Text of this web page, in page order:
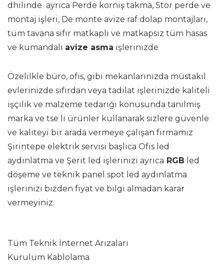
dhilinde ayrıca Perde korniş takma, Stor perde ve
montaj işleri, De monte avize raf dolap montajları,
tüm tavana sıfır matkaplı ve matkapsız tüm hasas
ve kumandalı avize asma işlerinizde
Özelilkle büro, ofis, gibi mekanlarınızda müstakil
evlerinizde sıfırdan veya tadilat işlerinizde kaliteli
işçilik ve malzeme tedariği konusunda tanılmış
marka ve tse li ürünler kullanarak sizlere güvenle
ve kaliteyi bir arada vermeye çalışan firmamız
Şirintepe elektrik servisi başlıca Ofis led
aydınlatma ve Şerit led işlerinizi ayrıca RGB led
döşeme ve teknik panel spot led aydınlatma
işlerinizi bizden fiyat ve bilgi almadan karar
vermeyiniz.
Tüm Teknik İnternet Arızaları
Kurulum Kablolama